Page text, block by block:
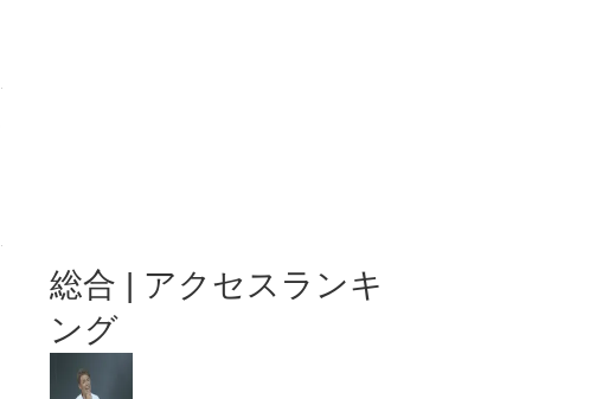
総合 | アクセスランキ
ング